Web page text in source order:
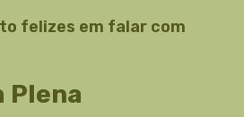
felizes em falar com
Plena